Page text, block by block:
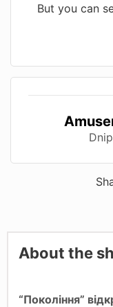
But you can
About the
“Покоління”